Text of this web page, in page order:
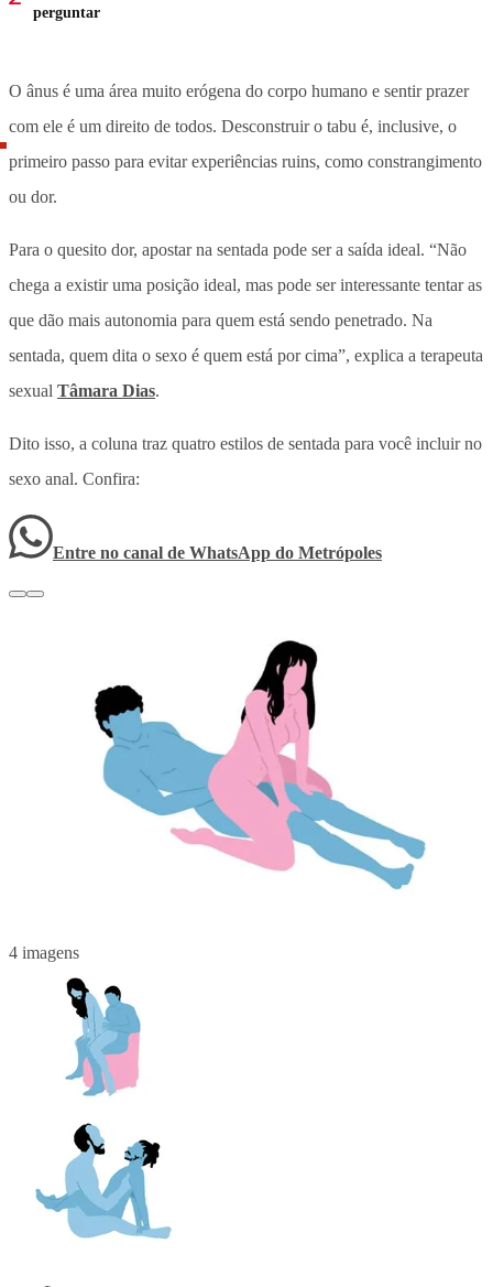
perguntar
O ânus é uma área muito erógena do corpo humano e sentir prazer
com ele é um direito de todos. Desconstruir o tabu é, inclusive, o
primeiro passo para evitar experiências ruins, como constrangimento
ou dor.
Para o quesito dor, apostar na sentada pode ser a saída ideal. “Não
chega a existir uma posição ideal, mas pode ser interessante tentar as
que dão mais autonomia para quem está sendo penetrado. Na
sentada, quem dita o sexo é quem está por cima”, explica a terapeuta
sexual Tâmara Dias.
Dito isso, a coluna traz quatro estilos de sentada para você incluir no
sexo anal. Confira:
Entre no canal de WhatsApp do Metrópoles
4 imagens